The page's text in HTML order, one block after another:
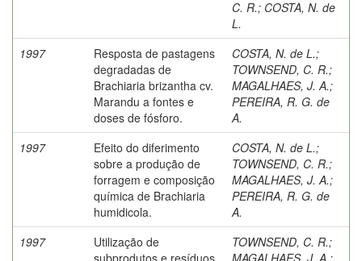
C. R.; COSTA, N. de
L.
1997
Resposta de pastagens
degradadas de
Brachiaria brizantha cv.
Marandu a fontes e
doses de fósforo.
COSTA, N. de L.;
TOWNSEND, C. R.;
MAGALHAES, J. A.;
PEREIRA, R. G. de
A.
1997
Efeito do diferimento
sobre a produção de
forragem e composição
química de Brachiaria
humidicola.
COSTA, N. de L.;
TOWNSEND, C. R.;
MAGALHAES, J. A.;
PEREIRA, R. G. de
A.
1997
Utilização de
subprodutos e resíduos
TOWNSEND, C. R.;
MAGALHAES, J. A. ;